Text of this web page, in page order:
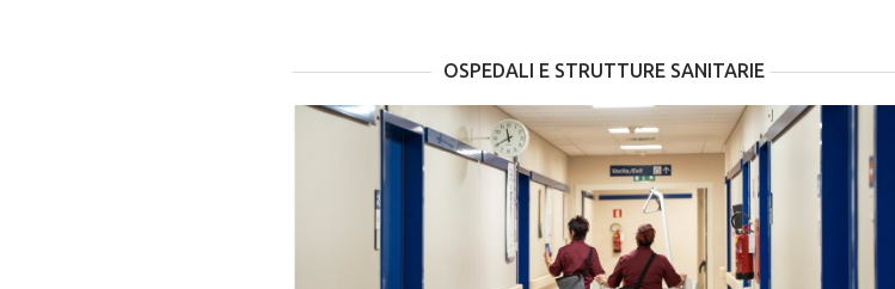
OSPEDALI E STRUTTURE SANITARIE